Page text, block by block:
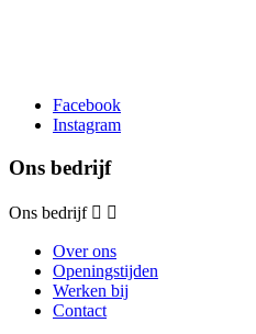
Facebook
Instagram
Ons bedrijf
Ons bedrijf  
Over ons
Openingstijden
Werken bij
Contact